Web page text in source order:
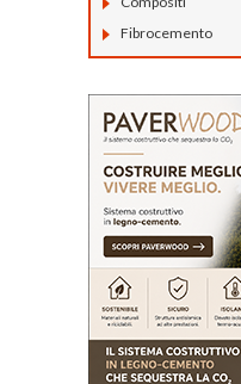
Fibrocemento